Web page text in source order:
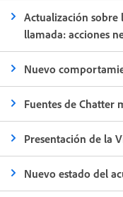
Actualización sobre
llamada: acciones
Nuevo
Fuentes de Chatter
Presentación de la
Nuevo estado del